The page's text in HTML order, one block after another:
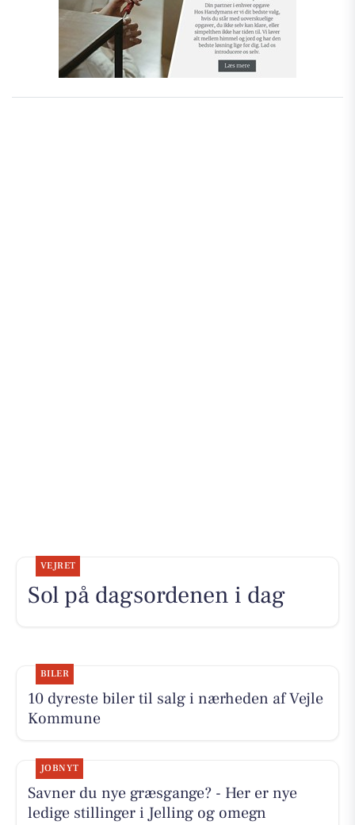
VEJRET
Sol på dagsordenen i dag
BILER
10 dyreste biler til salg i nærheden af Vejle
Kommune
JOBNYT
Savner du nye græsgange? - Her er nye
ledige stillinger i Jelling og omegn